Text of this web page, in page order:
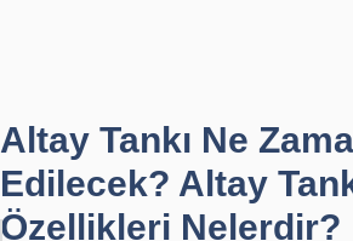
Altay Tankı Ne
Edilecek? Altay
Özellikleri Nelerdir?